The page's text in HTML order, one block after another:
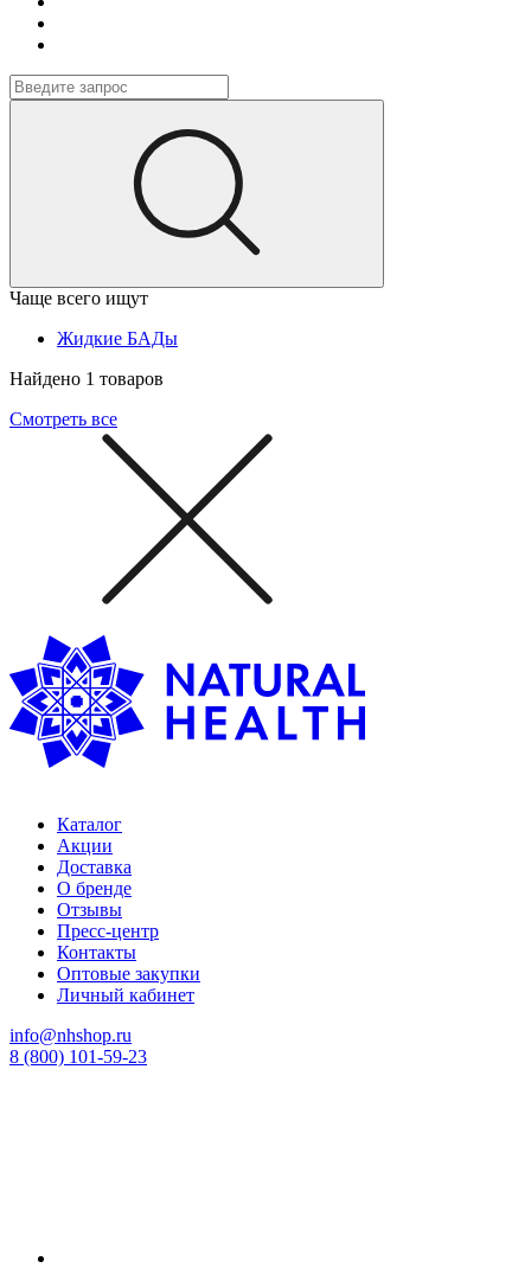
Чаще всего ищут
Жидкие БАДы
Найдено 1 товаров
Смотреть все
Каталог
Акции
Доставка
О бренде
Отзывы
Пресс-центр
Контакты
Оптовые закупки
Личный кабинет
info@nhshop.ru
8 (800) 101-59-23